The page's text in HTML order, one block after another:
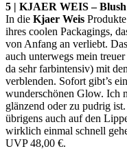
5 | KJAER WEIS – Blush
In die Kjaer Weis
ihres coolen Packagings,
von Anfang an verliebt.
auch unterwegs mein
da sehr farbintensiv) mit
verblenden. Sofort gibt’s
wunderschönen Glow. Ich
glänzend oder zu pudrig
übrigens auch auf den
wirklich einmal schnell
UVP 48,00 €.